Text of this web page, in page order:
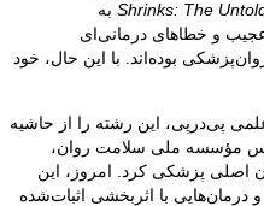
Shrinks: The به
و خطاهای درمانی‌ای
بوده‌اند. با این حال، خود
پی‌درپی، این رشته را از حاشیه
مؤسسه ملی سلامت روان،
اصلی پزشکی کرد. امروز، این
درمان‌هایی با اثربخشی اثبات‌شده